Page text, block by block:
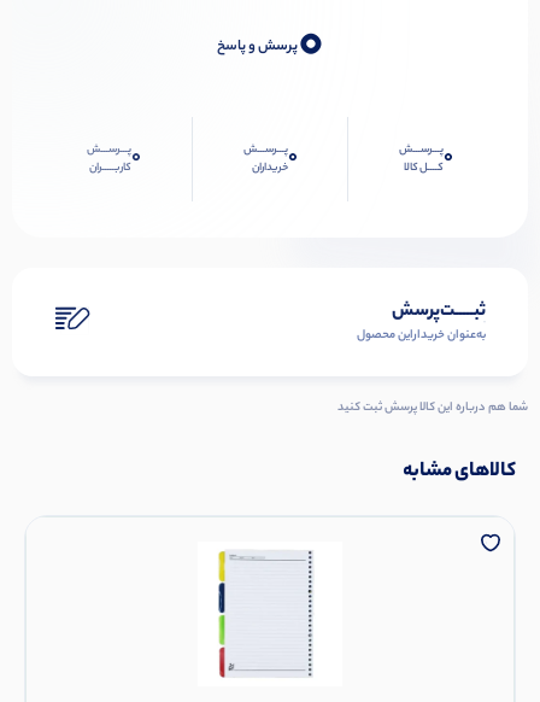
0پرسش و پاسخ
0پـــرســـش
کــــل کالا
0پـــرســـش
خریداران
0پـــرســـش
کاربـــــران
ثبـــــت‌پرسش
به‌عنوان ‌خریدار‌این‌ محصول
شما هم درباره این کالا پرسش ثبت کنید
کالاهای مشابه